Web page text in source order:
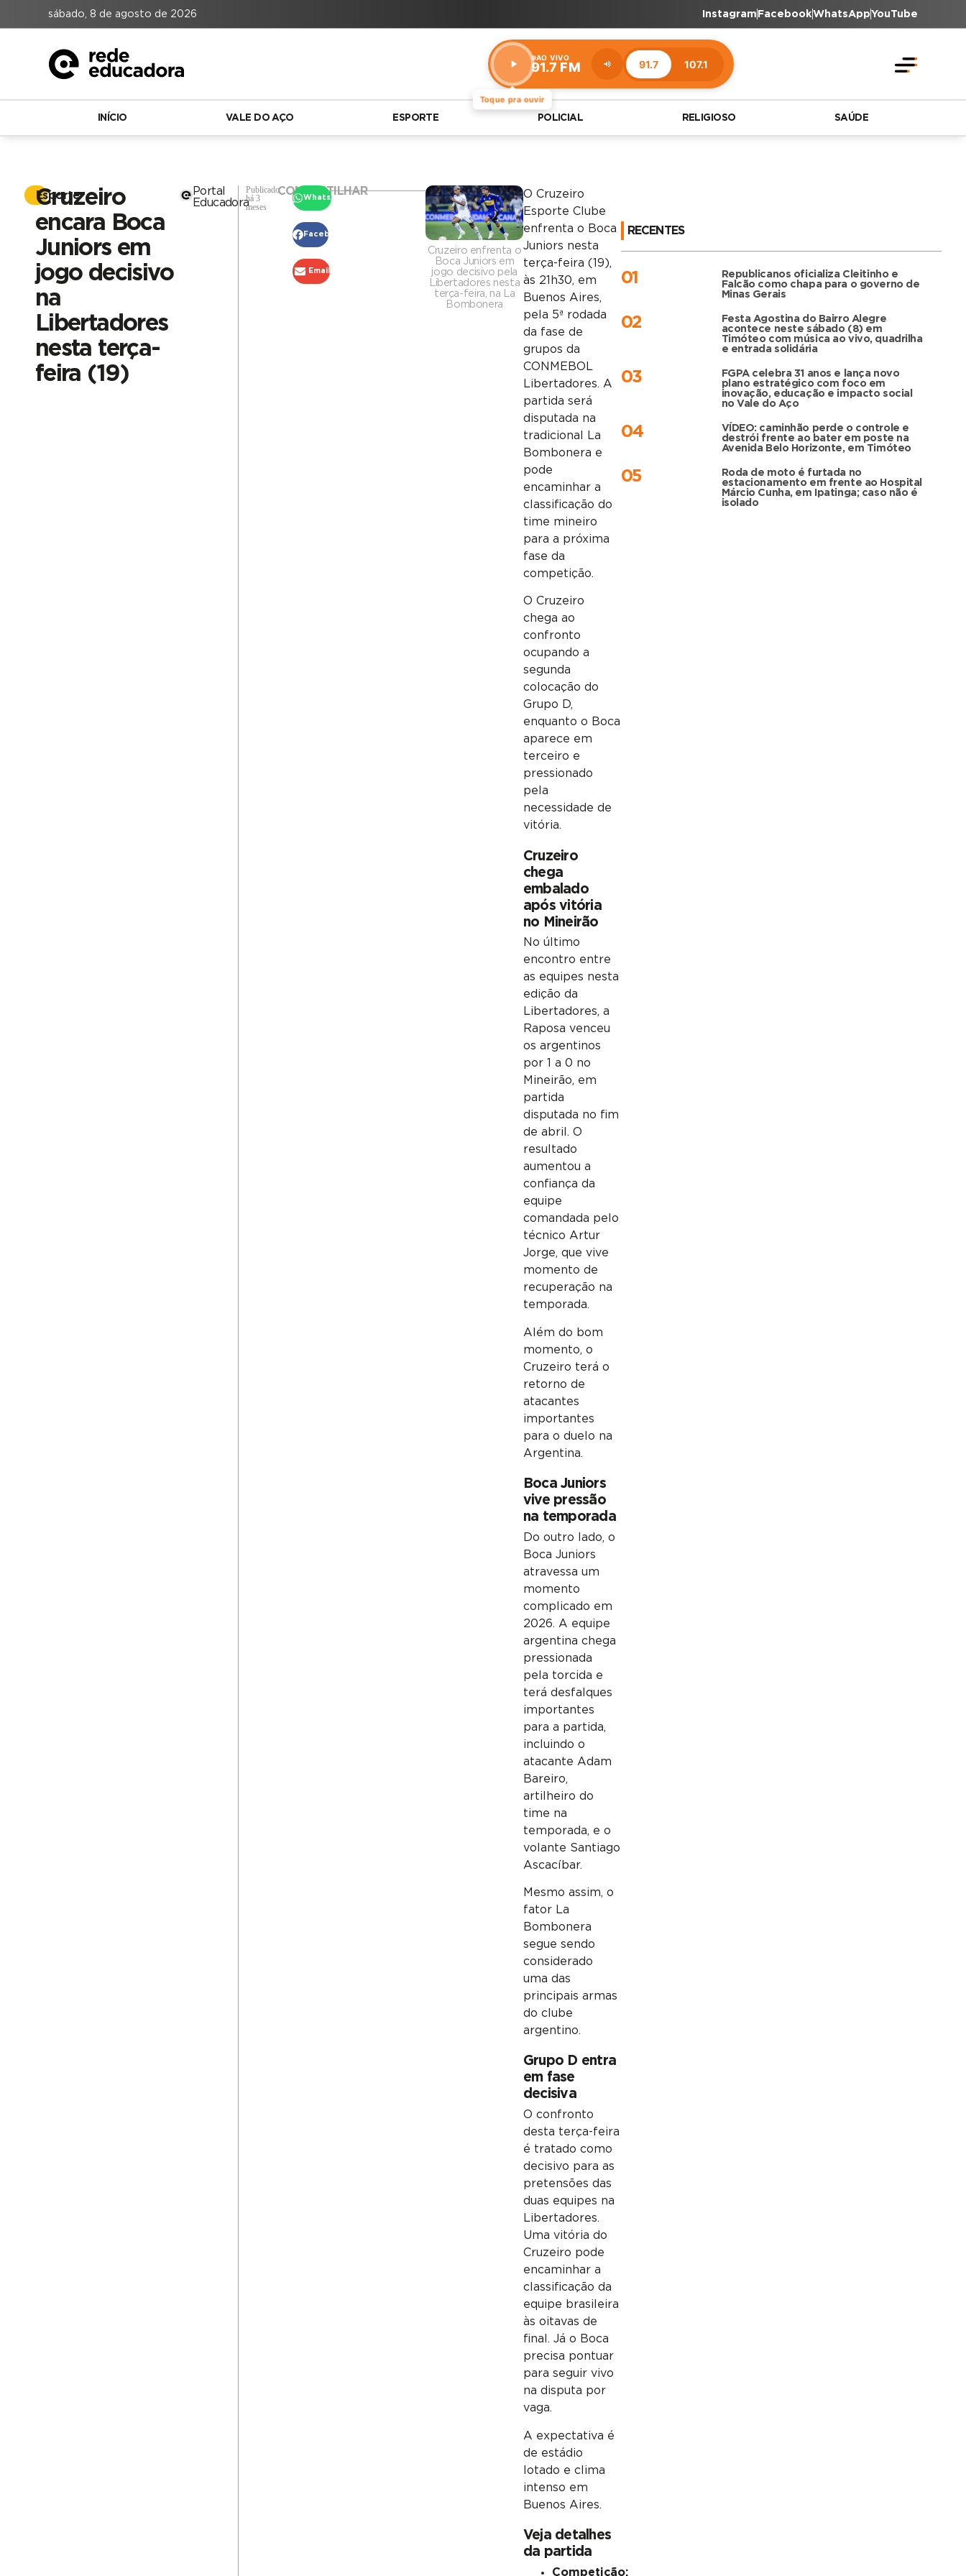
sábado, 8 de agosto de 2026 Instagram FacebookWhatsAppYouTube
Toque pra ouvir
AO VIVO
91.7 FM 91.7 107.1
Estação:
91.7
FM
INÍCIO VALE DO AÇO ESPORTE POLICIAL RELIGIOSO SAÚDE
Esporte
Cruzeiro
encara Boca
Juniors em
jogo decisivo
na
Libertadores
nesta terça-
feira (19)
Portal
Educadora
Publicado
há 3
meses
COMPARTILHAR
WhatsApp
Facebook
Email
Cruzeiro enfrenta o
Boca Juniors em
jogo decisivo pela
Libertadores nesta
terça-feira, na La
Bombonera
O Cruzeiro
Esporte Clube
enfrenta o Boca
Juniors nesta
terça-feira (19),
às 21h30, em
Buenos Aires,
pela 5ª rodada
da fase de
grupos da
CONMEBOL
Libertadores. A
partida será
disputada na
tradicional La
Bombonera e
pode
encaminhar a
classificação do
time mineiro
para a próxima
fase da
competição.
O Cruzeiro
chega ao
confronto
ocupando a
segunda
colocação do
Grupo D,
enquanto o Boca
aparece em
terceiro e
pressionado
pela
necessidade de
vitória.
Cruzeiro
chega
embalado
após vitória
no Mineirão
No último
encontro entre
as equipes nesta
edição da
Libertadores, a
Raposa venceu
os argentinos
por 1 a 0 no
Mineirão, em
partida
disputada no fim
de abril. O
resultado
aumentou a
confiança da
equipe
comandada pelo
técnico Artur
Jorge, que vive
momento de
recuperação na
temporada.
Além do bom
momento, o
Cruzeiro terá o
retorno de
atacantes
importantes
para o duelo na
Argentina.
Boca Juniors
vive pressão
na temporada
Do outro lado, o
Boca Juniors
atravessa um
momento
complicado em
2026. A equipe
argentina chega
pressionada
pela torcida e
terá desfalques
importantes
para a partida,
incluindo o
atacante Adam
Bareiro,
artilheiro do
time na
temporada, e o
volante Santiago
Ascacíbar.
Mesmo assim, o
fator La
Bombonera
segue sendo
considerado
uma das
principais armas
do clube
argentino.
Grupo D entra
em fase
decisiva
O confronto
desta terça-feira
é tratado como
decisivo para as
pretensões das
duas equipes na
Libertadores.
Uma vitória do
Cruzeiro pode
encaminhar a
classificação da
equipe brasileira
às oitavas de
final. Já o Boca
precisa pontuar
para seguir vivo
na disputa por
vaga.
A expectativa é
de estádio
lotado e clima
intenso em
Buenos Aires.
Veja detalhes
da partida
Competição:
RECENTES
01
Republicanos oficializa Cleitinho e
Falcão como chapa para o governo de
Minas Gerais
02
Festa Agostina do Bairro Alegre
acontece neste sábado (8) em
Timóteo com música ao vivo, quadrilha
e entrada solidária
03
FGPA celebra 31 anos e lança novo
plano estratégico com foco em
inovação, educação e impacto social
no Vale do Aço
04
VÍDEO: caminhão perde o controle e
destrói frente ao bater em poste na
Avenida Belo Horizonte, em Timóteo
05
Roda de moto é furtada no
estacionamento em frente ao Hospital
Márcio Cunha, em Ipatinga; caso não é
isolado